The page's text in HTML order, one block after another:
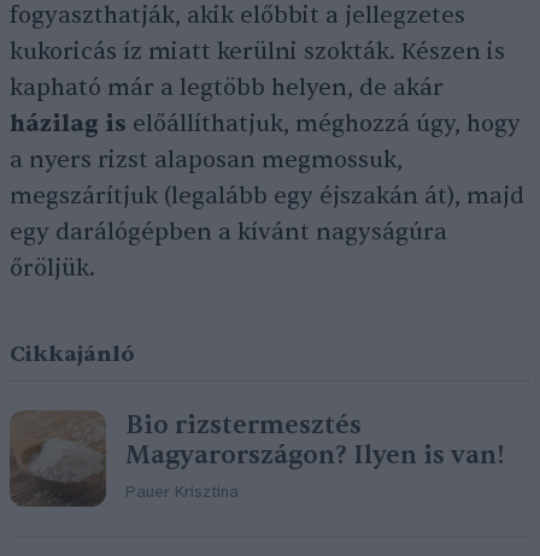
fogyaszthatják, akik előbbit a jellegzetes
kukoricás íz miatt kerülni szokták. Készen is
kapható már a legtöbb helyen, de akár
házilag is előállíthatjuk, méghozzá úgy, hogy
a nyers rizst alaposan megmossuk,
megszárítjuk (legalább egy éjszakán át), majd
egy darálógépben a kívánt nagyságúra
őröljük.
Cikkajánló
Bio rizstermesztés
Magyarországon? Ilyen is van!
Pauer Krisztina